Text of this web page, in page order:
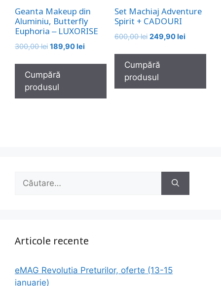
Geanta Makeup din
Aluminiu, Butterfly
Euphoria – LUXORISE
300,00lei Prețul
a
fost:
300,00 lei.
189,90lei
este:
Cumpără
produsul
Set Machiaj Adventure
Spirit + CADOURI
600,00lei Prețul
a
fost:
600,00 lei.
249,90leiPrețul
este:
Cumpără
produsul
după:
Articole recente
eMAG Revolutia Preturilor, oferte (13-15
ianuarie)